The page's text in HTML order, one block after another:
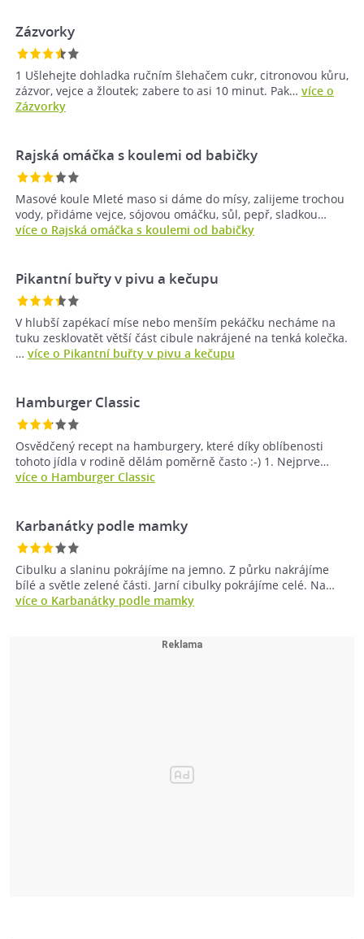
Zázvorky
1 Ušlehejte dohladka ručním šlehačem cukr, citronovou kůru,
zázvor, vejce a žloutek; zabere to asi 10 minut. Pak… více o
Zázvorky
Rajská omáčka s koulemi od babičky
Masové koule Mleté maso si dáme do mísy, zalijeme trochou
vody, přidáme vejce, sójovou omáčku, sůl, pepř, sladkou…
více o Rajská omáčka s koulemi od babičky
Pikantní buřty v pivu a kečupu
V hlubší zapékací míse nebo menším pekáčku necháme na
tuku zesklovatět větší část cibule nakrájené na tenká kolečka.
… více o Pikantní buřty v pivu a kečupu
Hamburger Classic
Osvědčený recept na hamburgery, které díky oblíbenosti
tohoto jídla v rodině dělám poměrně často :-) 1. Nejprve…
více o Hamburger Classic
Karbanátky podle mamky
Cibulku a slaninu pokrájíme na jemno. Z půrku nakrájíme
bílé a světle zelené části. Jarní cibulky pokrájíme celé. Na…
více o Karbanátky podle mamky